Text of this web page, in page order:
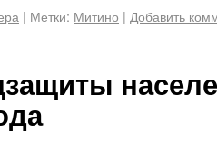
| Метки: Митино | Добавить